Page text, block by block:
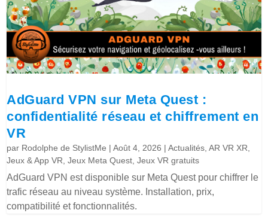
AdGuard VPN sur Meta Quest :
confidentialité réseau et chiffrement en
VR
par Rodolphe de StylistMe |Août 4, 2026 |Actualités,AR VR XR,
Jeux & App VR,Jeux Meta Quest,Jeux VR gratuits
AdGuard VPN est disponible sur Meta Quest pour chiffrer le
trafic réseau au niveau système. Installation, prix,
compatibilité et fonctionnalités.